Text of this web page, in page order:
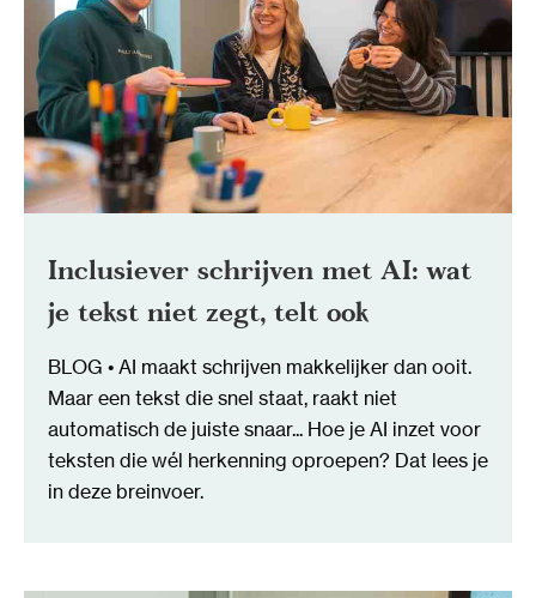
Inclusiever schrijven met AI: wat
je tekst niet zegt, telt ook
BLOG • AI maakt schrijven makkelijker dan ooit.
Maar een tekst die snel staat, raakt niet
automatisch de juiste snaar... Hoe je AI inzet voor
teksten die wél herkenning oproepen? Dat lees je
in deze breinvoer.